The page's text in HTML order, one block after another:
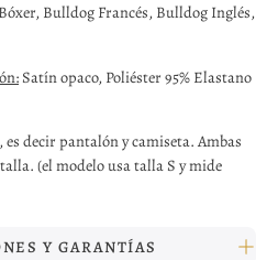
Bulldog Francés, Bulldog Inglés,
Satín opaco, Poliéster 95% Elastano
, es decir pantalón y camiseta. Ambas
(el modelo usa talla S y mide
Y GARANTÍAS